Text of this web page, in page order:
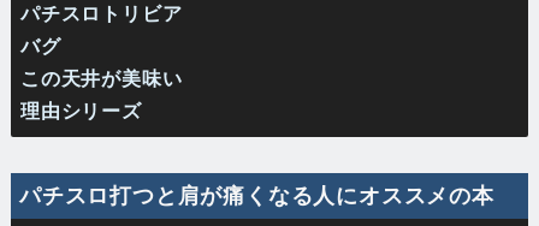
パチスロトリビア
バグ
この天井が美味い
理由シリーズ
パチスロ打つと肩が痛くなる人にオススメの本